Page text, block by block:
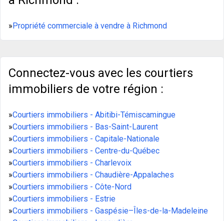
» Propriété commerciale à vendre à Richmond
Connectez-vous avec les courtiers
immobiliers de votre région :
»Courtiers immobiliers - Abitibi-Témiscamingue
»Courtiers immobiliers - Bas-Saint-Laurent
»Courtiers immobiliers - Capitale-Nationale
»Courtiers immobiliers - Centre-du-Québec
»Courtiers immobiliers - Charlevoix
»Courtiers immobiliers - Chaudière-Appalaches
»Courtiers immobiliers - Côte-Nord
»Courtiers immobiliers - Estrie
»Courtiers immobiliers - Gaspésie–Îles-de-la-Madeleine